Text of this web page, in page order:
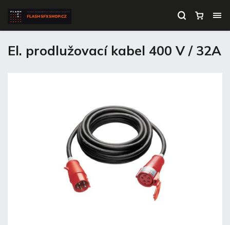
El. prodlužovací kabel 400 V / 32A